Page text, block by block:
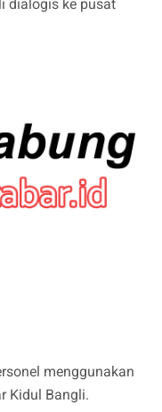
dialogis ke pusat
menggunakan
Kidul Bangli.